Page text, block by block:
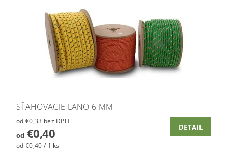
SŤAHOVACIE LANO 6 MM
od €0,33 bez DPH
od€0,40
od €0,40 / 1 ks
DETAIL